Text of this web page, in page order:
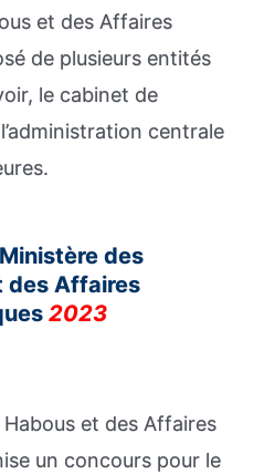
et des Affaires
de plusieurs entités
le cabinet de
centrale
des
des Affaires
2023
et des Affaires
un concours pour le